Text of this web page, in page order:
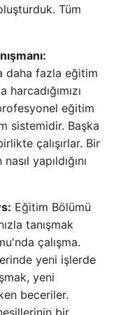
Tüm
daha fazla eğitim
eğitim
sistemidir. Başka
çalışırlar. Bir
yapıldığını
Eğitim Bölümü
tanışmak
çalışma.
yeni işlerde
yeni
beceriler.